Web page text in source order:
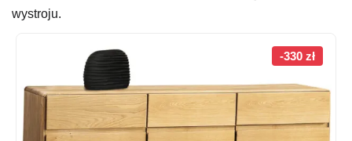
wystroju.
-330 zł